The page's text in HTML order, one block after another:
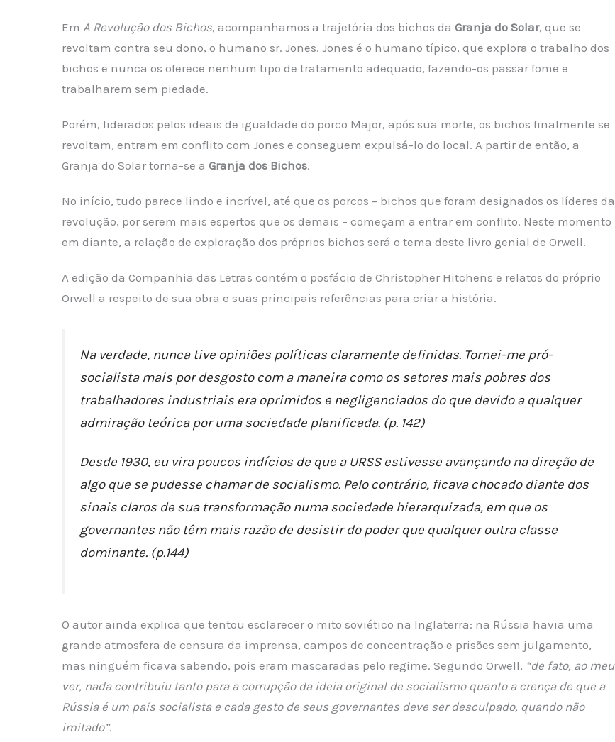
Em A Revolução dos Bichos, acompanhamos a trajetória dos bichos da Granja do Solar, que se
revoltam contra seu dono, o humano sr. Jones. Jones é o humano típico, que explora o trabalho dos
bichos e nunca os oferece nenhum tipo de tratamento adequado, fazendo-os passar fome e
trabalharem sem piedade.
Porém, liderados pelos ideais de igualdade do porco Major, após sua morte, os bichos finalmente se
revoltam, entram em conflito com Jones e conseguem expulsá-lo do local. A partir de então, a
Granja do Solar torna-se a Granja dos Bichos.
No início, tudo parece lindo e incrível, até que os porcos – bichos que foram designados os líderes da
revolução, por serem mais espertos que os demais – começam a entrar em conflito. Neste momento
em diante, a relação de exploração dos próprios bichos será o tema deste livro genial de Orwell.
A edição da Companhia das Letras contém o posfácio de Christopher Hitchens e relatos do próprio
Orwell a respeito de sua obra e suas principais referências para criar a história.
Na verdade, nunca tive opiniões políticas claramente definidas. Tornei-me pró-
socialista mais por desgosto com a maneira como os setores mais pobres dos
trabalhadores industriais era oprimidos e negligenciados do que devido a qualquer
admiração teórica por uma sociedade planificada. (p. 142)
Desde 1930, eu vira poucos indícios de que a URSS estivesse avançando na direção de
algo que se pudesse chamar de socialismo. Pelo contrário, ficava chocado diante dos
sinais claros de sua transformação numa sociedade hierarquizada, em que os
governantes não têm mais razão de desistir do poder que qualquer outra classe
dominante. (p.144)
O autor ainda explica que tentou esclarecer o mito soviético na Inglaterra: na Rússia havia uma
grande atmosfera de censura da imprensa, campos de concentração e prisões sem julgamento,
mas ninguém ficava sabendo, pois eram mascaradas pelo regime. Segundo Orwell, “de fato, ao meu
ver, nada contribuiu tanto para a corrupção da ideia original de socialismo quanto a crença de que a
Rússia é um país socialista e cada gesto de seus governantes deve ser desculpado, quando não
imitado”.